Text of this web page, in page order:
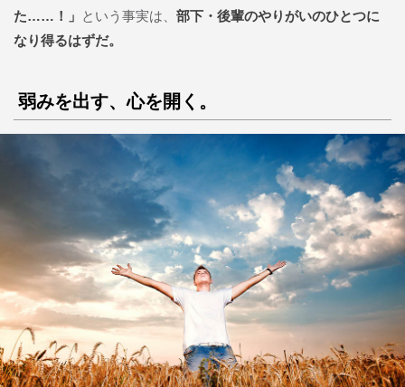
た……！」 という事実は、 部下・後輩のやりがいのひとつに
なり得るはずだ。
弱みを出す、心を開く。